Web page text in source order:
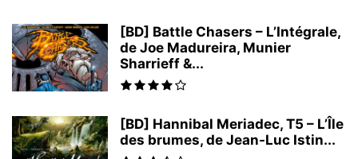
[BD] Battle Chasers – L’Intégrale,
de Joe Madureira, Munier
Sharrieff &...
[BD] Hannibal Meriadec, T5 – L’Île
des brumes, de Jean-Luc Istin...